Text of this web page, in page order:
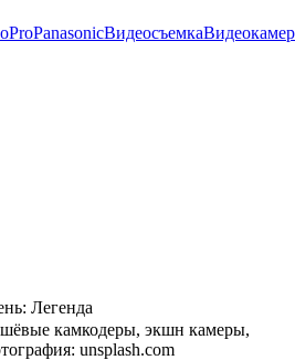
PanasonicВидеосъемка
Легенда
камкодеры, экшн камеры,
unsplash.com